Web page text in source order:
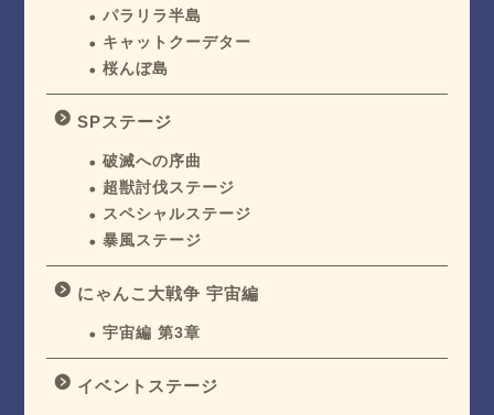
パラリラ半島
キャットクーデター
桜んぼ島
SPステージ
破滅への序曲
超獣討伐ステージ
スペシャルステージ
暴風ステージ
にゃんこ大戦争 宇宙編
宇宙編 第3章
イベントステージ